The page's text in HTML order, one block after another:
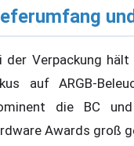
der Verpackung
auf ARGB-
die BC
Awards groß